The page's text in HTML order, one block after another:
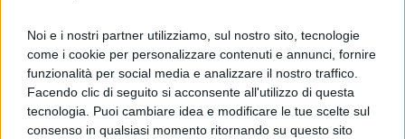
Noi e i nostri partner utilizziamo, sul nostro sito, tecnologie
come i cookie per personalizzare contenuti e annunci, fornire
funzionalità per social media e analizzare il nostro traffico.
Facendo clic di seguito si acconsente all'utilizzo di questa
tecnologia. Puoi cambiare idea e modificare le tue scelte sul
consenso in qualsiasi momento ritornando su questo sito
cervello che funziona…
https://www.controinformazione.info/ii-nuovo-corso-della-
partnership-russia-cina-lancia-lallarme-al-congresso-degli-
stati-uniti/
-“22 membri del Congresso del Partito Repubblicano